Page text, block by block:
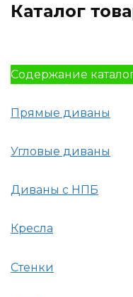
Каталог
Содержание
Прямые диваны
Угловые диваны
Диваны с НПБ
Кресла
Стенки